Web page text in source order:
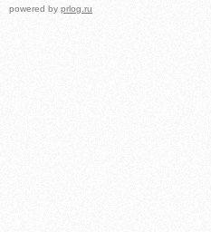
powered by prlog.ru